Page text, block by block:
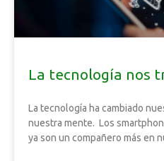
La tecnología nos
La tecnología ha cambiado
nuestra mente. Los
ya son un compañero más en